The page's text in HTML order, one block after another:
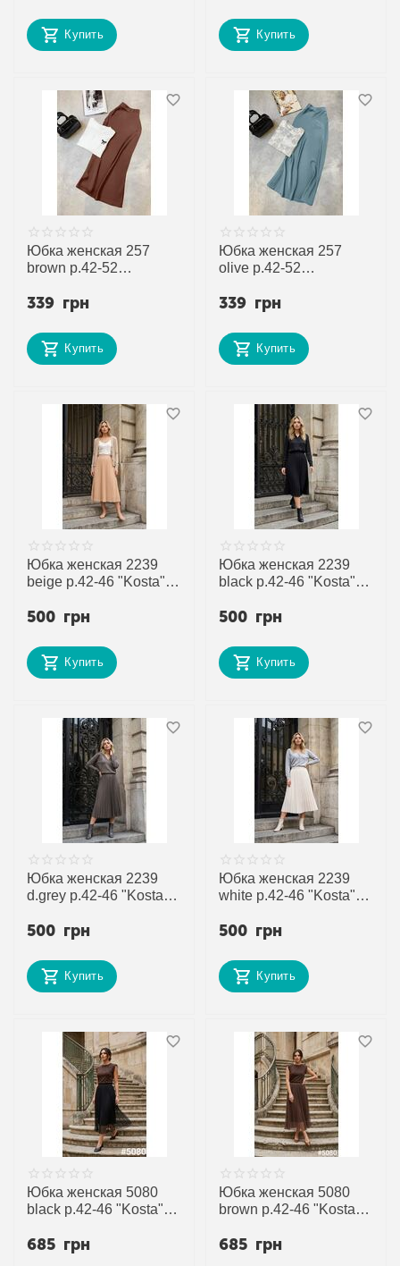
Купить Купить
Юбка женская 257
brown р.42-52
оптом от прямого
339 грн
Купить
Юбка женская 257
olive р.42-52
оптом от прямого
339 грн
Купить
Юбка женская 2239
beige р.42-46 "Kosta"
прямого поставщика
500 грн
Купить
Юбка женская 2239
black р.42-46 "Kosta"
прямого поставщика
500 грн
Купить
Юбка женская 2239
d.grey р.42-46 "Kosta"
прямого поставщика
500 грн
Купить
Юбка женская 2239
white р.42-46 "Kosta"
прямого поставщика
500 грн
Купить
Юбка женская 5080
black р.42-46 "Kosta"
прямого поставщика
685 грн
Юбка женская 5080
brown р.42-46 "Kosta"
прямого поставщика
685 грн